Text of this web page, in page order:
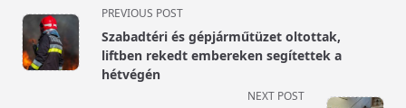
<span
class="nav-
subtitle
screen-
PREVIOUS POST
Szabadtéri és gépjárműtüzet oltottak,
liftben rekedt embereken segítettek a
hétvégén
NEXT POST